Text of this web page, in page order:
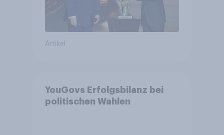
Artikel
YouGovs Erfolgsbilanz bei
politischen Wahlen